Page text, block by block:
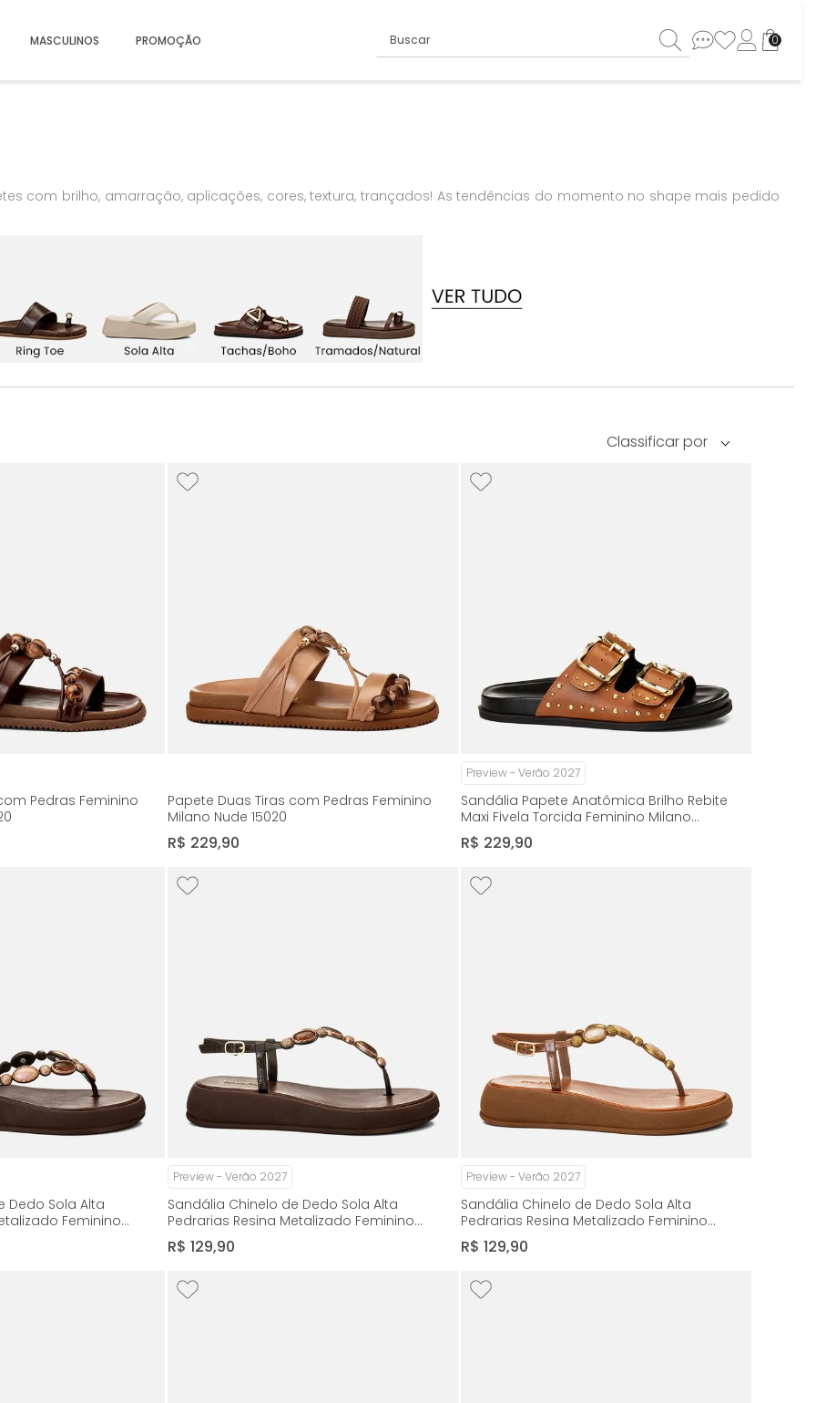
MASCULINOS PROMOÇÃO 0
com brilho, amarração, aplicações, cores, textura, trançados! As tendências do momento no shape mais pedido
Pedras Feminino
Papete Duas Tiras com Pedras Feminino
Milano Nude 15020
R$ 229,90
Preview - Verão 2027
Sandália Papete Anatômica Brilho Rebite
Maxi Fivela Torcida Feminino Milano
Caramelo 14965
R$ 229,90
Dedo Sola Alta
Feminino
Preview - Verão 2027
Sandália Chinelo de Dedo Sola Alta
Pedrarias Resina Metalizado Feminino
Milano Cafe 14988
R$ 129,90
Preview - Verão 2027
Sandália Chinelo de Dedo Sola Alta
Pedrarias Resina Metalizado Feminino
Milano Caramelo 14988
R$ 129,90